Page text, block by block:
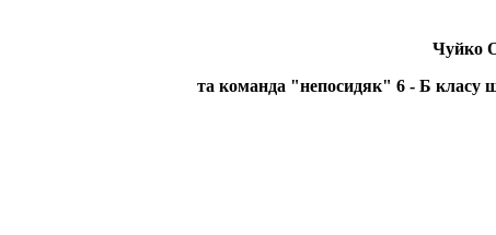
Чуйко
та команда "непосидяк" 6 - Б класу